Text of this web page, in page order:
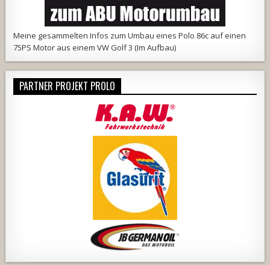
Meine gesammelten Infos zum Umbau eines Polo 86c auf einen
75PS Motor aus einem VW Golf 3 (Im Aufbau)
PARTNER PROJEKT PROLO